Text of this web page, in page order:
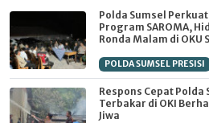
Polda Sumsel
Program SAROMA,
Ronda Malam di OKU
POLDA SUMSEL PRESISI
Respons Cepat Polda
Terbakar di OKI
Jiwa